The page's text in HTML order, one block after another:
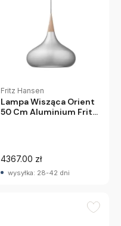
Fritz Hansen
Lampa Wisząca Orient
50 Cm Aluminium Fritz
4367.00 zł
wysyłka: 28-42 dni